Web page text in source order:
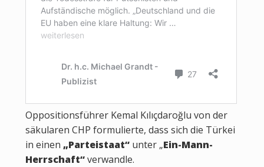
Oppositionsführer Kemal Kılıçdaroğlu von der
säkularen CHP formulierte, dass sich die Türkei
in einen „Parteistaat“unter „Ein-Mann-
Herrschaft“verwandle.